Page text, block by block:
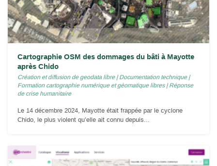
Cartographie OSM des dommages du bâti à Mayotte
après Chido
Création et diffusion de geodata libre|Documentation technique|
Formation cartographie numérique et géomatique libres|Réponse
de crise humanitaire
Le 14 décembre 2024, Mayotte était frappée par le cyclone
Chido, le plus violent qu’elle ait connu depuis...